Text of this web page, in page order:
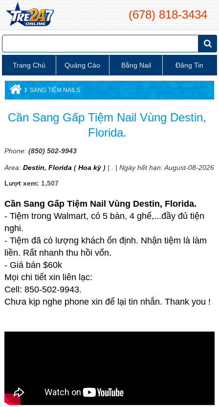
(678) 818-3434
Trang Chủ Quảng Cáo Bằng Nail Đăng Tin
› SANG TIỆM NAILS
Cần Sang Gấp Tiệm Nail Vùng Destin,
Florida.
Phone: (850) 502-9943
Area: Destin, Florida (Hoa kỳ)| . | Ngày hết hạn: August-08-2026
Lượt xem: 1,507
Cần Sang Gấp Tiệm Nail Vùng Destin, Florida.
- Tiệm trong Walmart, có 5 bàn, 4 ghế,...đầy đủ tiện
nghi.
- Tiệm đã có lượng khách ổn định. Nhận tiệm là làm
liền. Rất nhanh thu hồi vốn.
- Giá bán $60k
Mọi chi tiết xin liên lạc:
Cell: 850-502-9943.
Chưa kịp nghe phone xin để lại tin nhắn. Thank you !